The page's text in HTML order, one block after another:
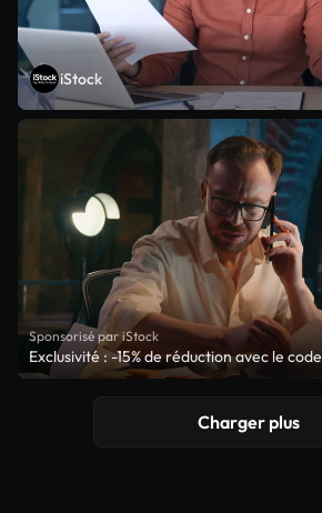
iStock
Sponsorisé par iStock
Exclusivité : -15% de réduction avec le code
Charger plus